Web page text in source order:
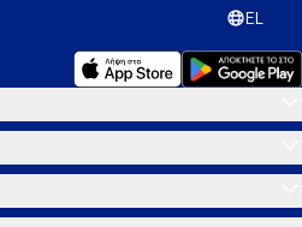
EL